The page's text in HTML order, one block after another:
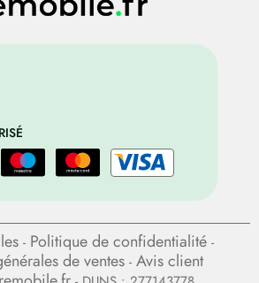
- Politique de confidentialité -
de ventes - Avis client